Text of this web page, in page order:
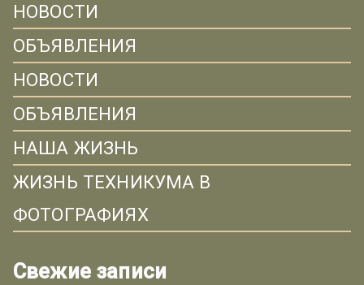
НОВОСТИ
ОБЪЯВЛЕНИЯ
НОВОСТИ
ОБЪЯВЛЕНИЯ
НАША ЖИЗНЬ
ЖИЗНЬ ТЕХНИКУМА В
ФОТОГРАФИЯХ
Свежие записи